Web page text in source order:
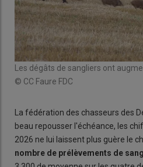
Les dégâts de sangliers ont
© CC Faure FDC
La fédération des chasseurs des
beau repousser l'échéance, les
2026 ne lui laissent plus guère le
nombre de prélèvements de